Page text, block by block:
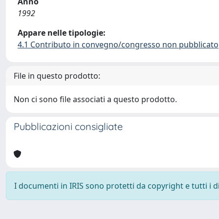
1992
Appare nelle tipologie:
4.1 Contributo in convegno/congresso non pubblicato
File in questo prodotto:
Non ci sono file associati a questo prodotto.
Pubblicazioni consigliate
I documenti in IRIS sono protetti da copyright e tutti i